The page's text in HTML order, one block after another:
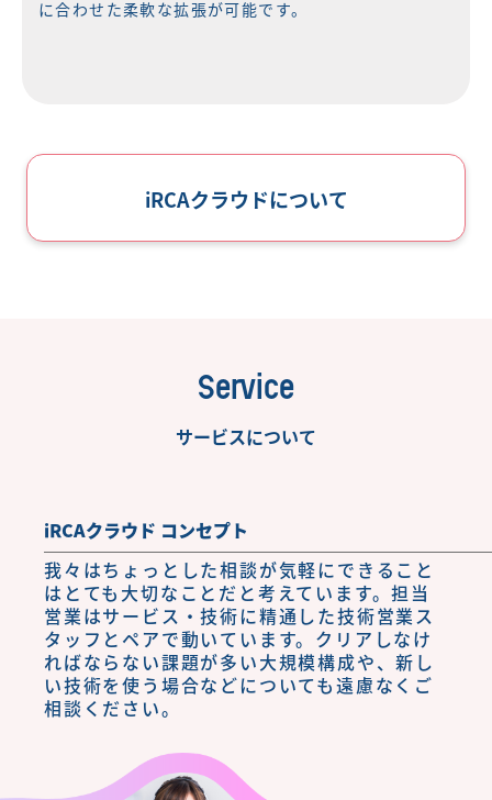
に合わせた柔軟な拡張が可能です。
iRCAクラウドについて
Service
サービスについて
iRCAクラウド コンセプト
我々はちょっとした相談が気軽にできること
はとても大切なことだと考えています。担当
営業はサービス・技術に精通した技術営業ス
タッフとペアで動いています。クリアしなけ
ればならない課題が多い大規模構成や、新し
い技術を使う場合などについても遠慮なくご
相談ください。